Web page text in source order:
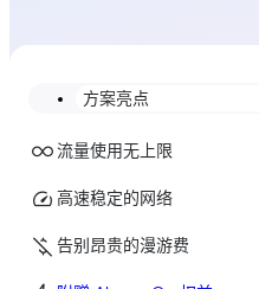
方案亮点
流量使用无上限
高速稳定的网络
告别昂贵的漫游费